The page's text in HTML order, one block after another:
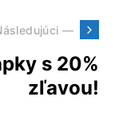
—
s 20%
zľavou!